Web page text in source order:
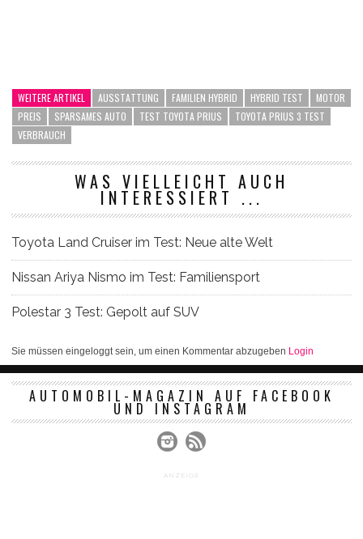
WEITERE ARTIKEL AUSSTATTUNG FAMILIEN HYBRID HYBRID TEST
MOTOR
PREIS
SPARSAMES AUTO TEST TOYOTA PRIUS
TOYOTA PRIUS 3 TEST
VERBRAUCH
WAS VIELLEICHT AUCH
INTERESSIERT ...
Toyota Land Cruiser im Test: Neue alte Welt
Nissan Ariya Nismo im Test: Familiensport
Polestar 3 Test: Gepolt auf SUV
Sie müssen eingeloggt sein, um einen Kommentar abzugeben Login
AUTOMOBIL-MAGAZIN AUF FACEBOOK
UND INSTAGRAM
ANZEIGE